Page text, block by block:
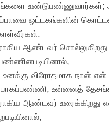
உண்டுபண்ணுவார்கள்;
ஒட்டகங்களின்
ஆண்டவர்
விரோதமாக நான்
உன்னைத்
ஆண்டவர் உரைக்கிறது